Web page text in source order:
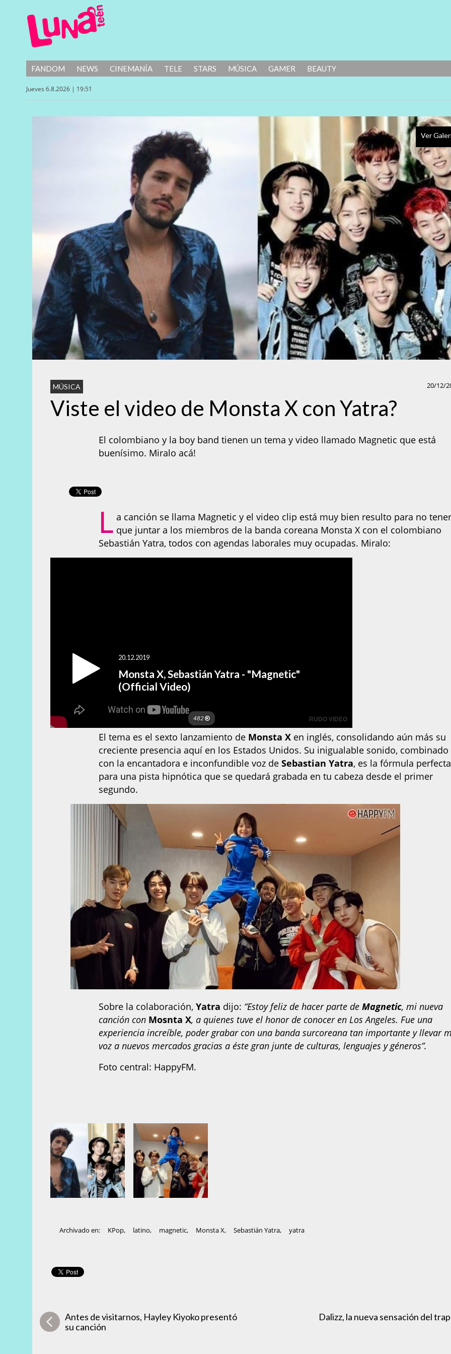
FANDOM NEWS CINEMANÍA TELE STARS MÚSICA GAMER BEAUTY
Jueves 6.8.2026 | 19:51
Ver
20/12/
MÚSICA
Viste el video de Monsta X con Yatra?
El colombiano y la boy band tienen un tema y video llamado Magnetic que está
buenísimo. Miralo acá!
L a canción se llama Magnetic y el video clip está muy bien resulto para no
que juntar a los miembros de la banda coreana Monsta X con el colombiano
Sebastián Yatra, todos con agendas laborales muy ocupadas. Miralo:
El tema es el sexto lanzamiento de Monsta X en inglés, consolidando aún más su
creciente presencia aquí en los Estados Unidos. Su inigualable sonido, combinado
con la encantadora e inconfundible voz deSebastian Yatra, es la fórmula perfecta
para una pista hipnótica que se quedará grabada en tu cabeza desde el primer
segundo.
Sobre la colaboración,Yatra dijo: “Estoy feliz de hacer parte deMagnetic, mi nueva
canción con Mosnta X, a quienes tuve el honor de conocer en Los Angeles. Fue una
experiencia increíble, poder grabar con una banda surcoreana tan importante y llevar
voz a nuevos mercados gracias a éste gran junte de culturas, lenguajes y géneros”.
Foto central: HappyFM.
Archivado en: KPop, latino, magnetic, Monsta X, Sebastián Yatra, yatra
Antes de visitarnos, Hayley Kiyoko presentó
su canción
Dalizz, la nueva sensación del trap